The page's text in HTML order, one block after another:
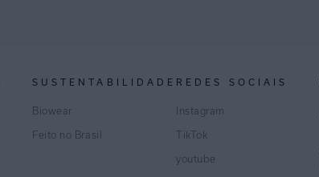
SUSTENTABILIDADE
Biowear
Feito no Brasil
REDES SOCIAIS
Instagram
TikTok
youtube